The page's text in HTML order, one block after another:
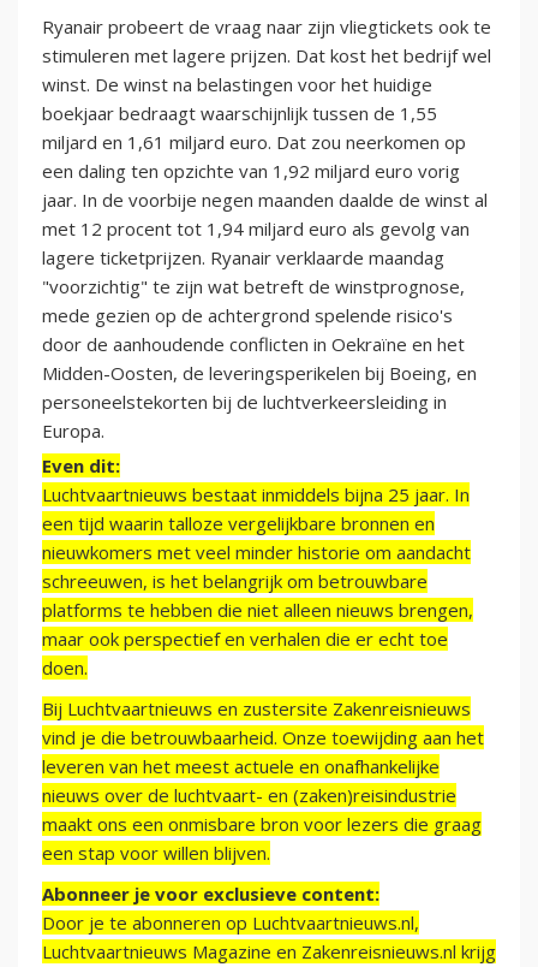
Ryanair probeert de vraag naar zijn vliegtickets ook te
stimuleren met lagere prijzen. Dat kost het bedrijf wel
winst. De winst na belastingen voor het huidige
boekjaar bedraagt waarschijnlijk tussen de 1,55
miljard en 1,61 miljard euro. Dat zou neerkomen op
een daling ten opzichte van 1,92 miljard euro vorig
jaar. In de voorbije negen maanden daalde de winst al
met 12 procent tot 1,94 miljard euro als gevolg van
lagere ticketprijzen. Ryanair verklaarde maandag
"voorzichtig" te zijn wat betreft de winstprognose,
mede gezien op de achtergrond spelende risico's
door de aanhoudende conflicten in Oekraïne en het
Midden-Oosten, de leveringsperikelen bij Boeing, en
personeelstekorten bij de luchtverkeersleiding in
Europa.
Even dit:
Luchtvaartnieuws bestaat inmiddels bijna 25 jaar. In
een tijd waarin talloze vergelijkbare bronnen en
nieuwkomers met veel minder historie om aandacht
schreeuwen, is het belangrijk om betrouwbare
platforms te hebben die niet alleen nieuws brengen,
maar ook perspectief en verhalen die er echt toe
doen.
Bij Luchtvaartnieuws en zustersite Zakenreisnieuws
vind je die betrouwbaarheid. Onze toewijding aan het
leveren van het meest actuele en onafhankelijke
nieuws over de luchtvaart- en (zaken)reisindustrie
maakt ons een onmisbare bron voor lezers die graag
een stap voor willen blijven.
Abonneer je voor exclusieve content:
Door je te abonneren op Luchtvaartnieuws.nl,
Luchtvaartnieuws Magazine en Zakenreisnieuws.nl krijg